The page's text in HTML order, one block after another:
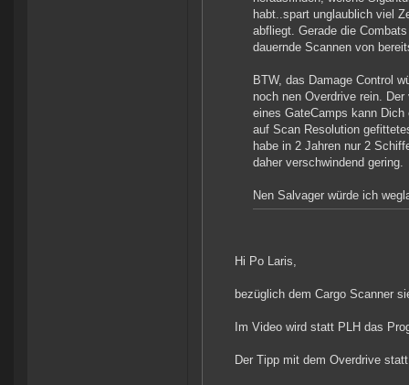
habt..spart unglaublich viel
abfliegt. Gerade die
dauernde Scannen von
BTW, das Damage Control
noch nen Overdrive rein.
eines GateCamps kann
auf Scan Resolution
habe in 2 Jahren nur 2
daher verschwindend gering.
Nen Salvager würde ich
Hi Po Laris,
bezüglich dem Cargo Scanner
Im Video wird statt PLH das
Der Tipp mit dem Overdrive